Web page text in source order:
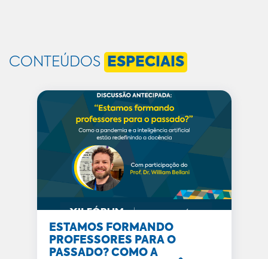
CONTEÚDOS ESPECIAIS
ESTAMOS FORMANDO
PROFESSORES PARA O
PASSADO? COMO A